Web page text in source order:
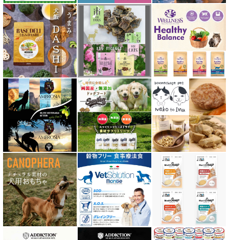
ディアブロ（Deer Blow）
テラカニス TerraCanis
テラフェリス TerraFelis
テラカニス ハーバルヒーローズ
トライバル TRIBAL
ナチュラルコード NATURAL CODE
ナチュラルハーベスト Natural Harvest
Nanki Japan ナンキジャパン
ニュートライプ NUTRIPE
ｐＨ バランス キャット ウォーター